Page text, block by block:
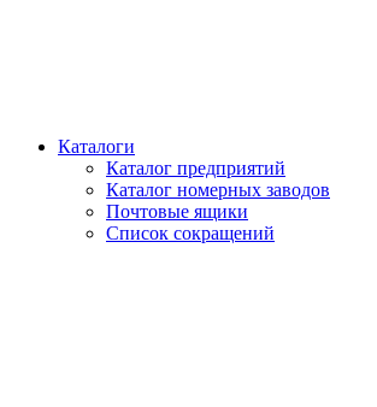
Каталоги
Каталог предприятий
Каталог номерных заводов
Почтовые ящики
Список сокращений